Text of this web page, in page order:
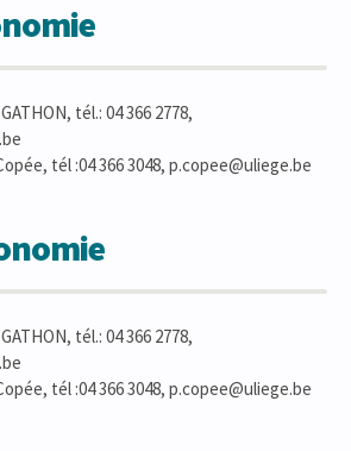
tél.: 04 366 2778,
tél :04 366 3048, p.copee@uliege.be
tél.: 04 366 2778,
tél :04 366 3048, p.copee@uliege.be